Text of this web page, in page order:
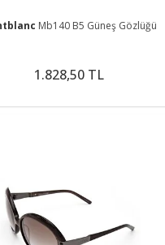
Mb140 B5 Güneş Gözlüğü
1.828,50 TL